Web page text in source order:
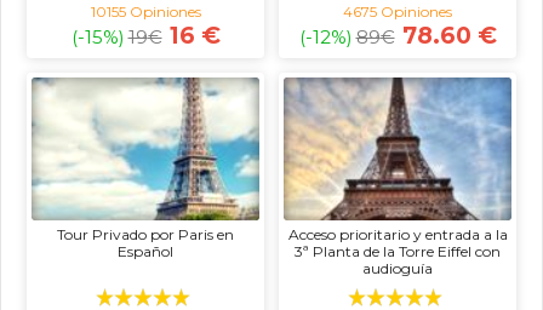
10155 Opiniones
(-15%) 19€ 16 €
4675 Opiniones
(-12%) 89€ 78.60 €
Tour Privado por Paris en
Español
Acceso prioritario y entrada a la
3ª Planta de la Torre Eiffel con
audioguía